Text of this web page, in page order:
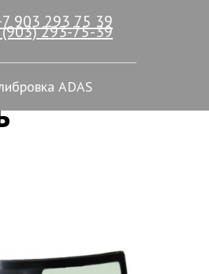
903 293 75 39
ADAS
293-75-39